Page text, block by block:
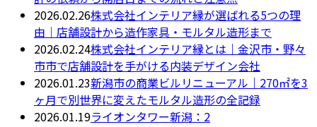
2026.02.26株式会社インテリア縁が選ばれる5つの理
由｜店舗設計から造作家具・モルタル造形まで
2026.02.24株式会社インテリア縁とは｜金沢市・野々
市市で店舗設計を手がける内装デザイン会社
2026.01.23新潟市の商業ビルリニューアル｜270㎡を3
ヶ月で別世界に変えたモルタル造形の全記録
2026.01.19ライオンタワー新潟：2